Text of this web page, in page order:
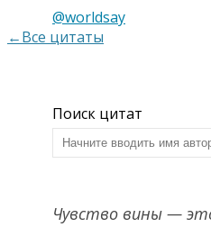
@worldsay
←Все цитаты
Поиск цитат
Чувство вины —